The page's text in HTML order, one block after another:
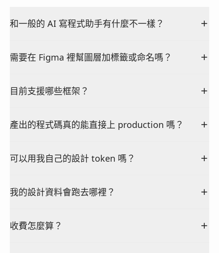
和一般的 AI 寫程式助手有什麼不一樣？
需要在 Figma 裡幫圖層加標籤或命名嗎？
目前支援哪些框架？
產出的程式碼真的能直接上 production 嗎？
可以用我自己的設計 token 嗎？
我的設計資料會跑去哪裡？
收費怎麼算？